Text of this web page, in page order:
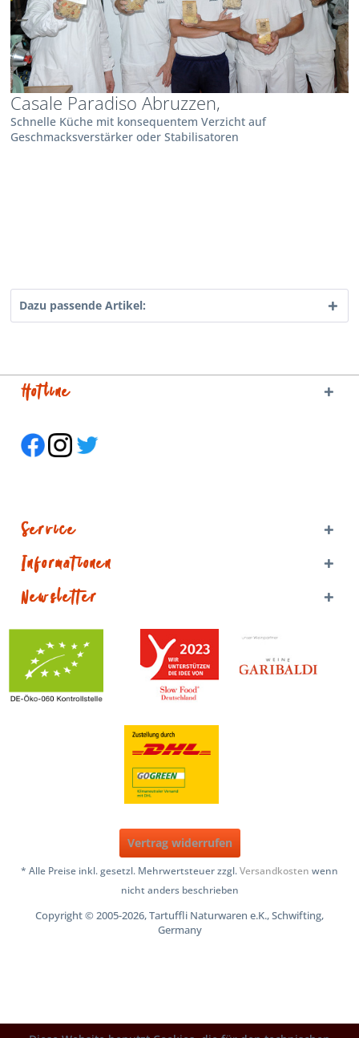
Casale Paradiso Abruzzen,
Schnelle Küche mit konsequentem Verzicht auf
Geschmacksverstärker oder Stabilisatoren
Dazu passende Artikel:
Hotline
Service
Informationen
Newsletter
Vertrag widerrufen
* Alle Preise inkl. gesetzl. Mehrwertsteuer zzgl.Versandkosten wenn
nicht anders beschrieben
Copyright © 2005-2026, Tartuffli Naturwaren e.K., Schwifting,
Germany